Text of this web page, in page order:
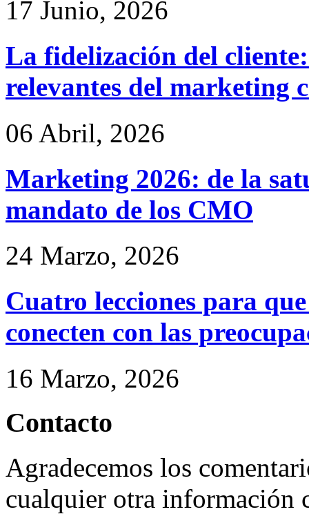
17 Junio, 2026
La fidelización del
relevantes del marketing
06 Abril, 2026
Marketing 2026: de la
mandato de los CMO
24 Marzo, 2026
Cuatro lecciones para
conecten con las
16 Marzo, 2026
Contacto
Agradecemos los
cualquier otra información